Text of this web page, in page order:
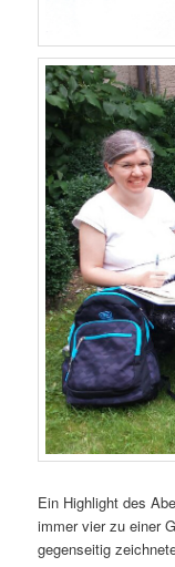
Ein Highlight des
immer vier zu einer
gegenseitig